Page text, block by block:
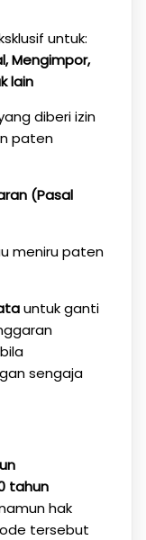
untuk:
Mengimpor,
lain
diberi izin
paten
(Pasal
meniru paten
untuk ganti
sengaja
tahun
hak
tersebut